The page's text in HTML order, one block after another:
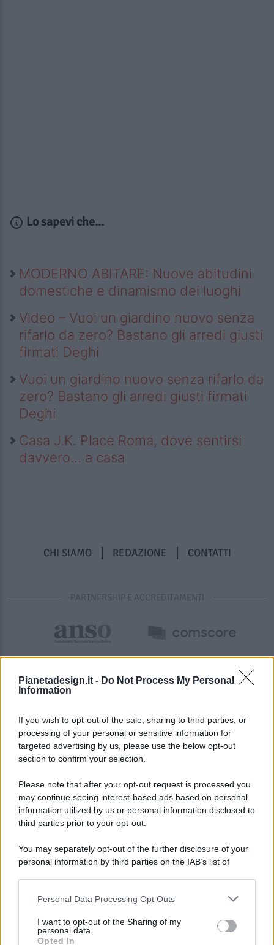
Pianetadesign.it - Do Not Process My Personal
Information
If you wish to opt-out of the sale, sharing to third parties, or
processing of your personal or sensitive information for
targeted advertising by us, please use the below opt-out
section to confirm your selection.
Please note that after your opt-out request is processed you
may continue seeing interest-based ads based on personal
information utilized by us or personal information disclosed to
third parties prior to your opt-out.
You may separately opt-out of the further disclosure of your
personal information by third parties on the IAB’s list of
This information may also be disclosed by us to third parties
disclose it to other third parties.
Personal Data Processing Opt Outs
I want to opt-out of the Sharing of my
personal data.
Opted In
Lo sapevi che...
MODERNO ABITARE: Nuove abitudini
domestiche e dinamismo dei luoghi
Video – Vuoi un giardino nuovo senza
rifarlo da zero? Bastano gli arredi giusti
firmati Deghi
Vuoi un giardino nuovo senza rifarlo da
zero? Bastano gli arredi giusti firmati
Deghi
Casa J.K. Place Roma, dove sentirsi
davvero… a casa
CHI SIAMO REDAZIONE CONTATTI
PARTNERSHIP E ACCREDITAMENTI
© 2026 - Pianeta Design - P.IVA 04827280654 - Testata
Registrata Al Tribunale Di Nocera Inferiore N. 8/2020 - RG N.
ISCRIZIONE AL ROC N. 35792 – ISCRITTA ALL’ANSO
(ASSOCIAZIONE NAZIONALE STAMPA ONLINE)
PREFERENZE PRIVACY